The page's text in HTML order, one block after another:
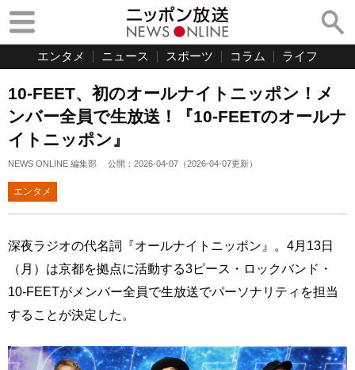
エンタメ ニュース スポーツ コラム ライフ
10-FEET、初のオールナイトニッポン！メ
ンバー全員で生放送！『10-FEETのオールナ
イトニッポン』
NEWS ONLINE 編集部 公開： 2026-04-07 （2026-04-07更新）
エンタメ
深夜ラジオの代名詞『オールナイトニッポン』。4月13日
（月）は京都を拠点に活動する3ピース・ロックバンド・
10-FEETがメンバー全員で生放送でパーソナリティを担当
することが決定した。